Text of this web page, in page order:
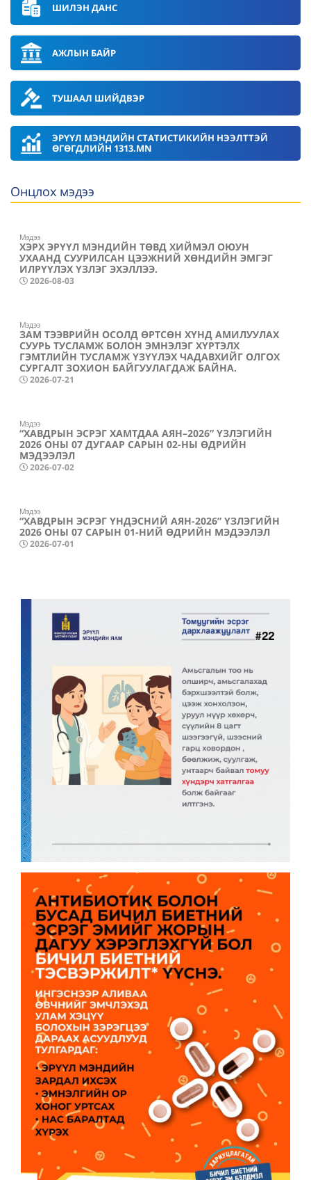
ШИЛЭН ДАНС
АЖЛЫН БАЙР
ТУШААЛ ШИЙДВЭР
ЭРҮҮЛ МЭНДИЙН СТАТИСТИКИЙН НЭЭЛТТЭЙ
ӨГӨГДЛИЙН 1313.MN
Онцлох мэдээ
Мэдээ
ХЭРХ ЭРҮҮЛ МЭНДИЙН ТӨВД ХИЙМЭЛ ОЮУН
УХААНД СУУРИЛСАН ЦЭЭЖНИЙ ХӨНДИЙН ЭМГЭГ
ИЛРҮҮЛЭХ ҮЗЛЭГ ЭХЭЛЛЭЭ.
2026-08-03
Мэдээ
ЗАМ ТЭЭВРИЙН ОСОЛД ӨРТСӨН ХҮНД АМИЛУУЛАХ
СУУРЬ ТУСЛАМЖ БОЛОН ЭМНЭЛЭГ ХҮРТЭЛХ
ГЭМТЛИЙН ТУСЛАМЖ ҮЗҮҮЛЭХ ЧАДАВХИЙГ ОЛГОХ
СУРГАЛТ ЗОХИОН БАЙГУУЛАГДАЖ БАЙНА.
2026-07-21
Мэдээ
“ХАВДРЫН ЭСРЭГ ХАМТДАА АЯН–2026” ҮЗЛЭГИЙН
2026 ОНЫ 07 ДУГААР САРЫН 02-НЫ ӨДРИЙН
МЭДЭЭЛЭЛ
2026-07-02
Мэдээ
“ХАВДРЫН ЭСРЭГ ҮНДЭСНИЙ АЯН-2026” ҮЗЛЭГИЙН
2026 ОНЫ 07 САРЫН 01-НИЙ ӨДРИЙН МЭДЭЭЛЭЛ
2026-07-01